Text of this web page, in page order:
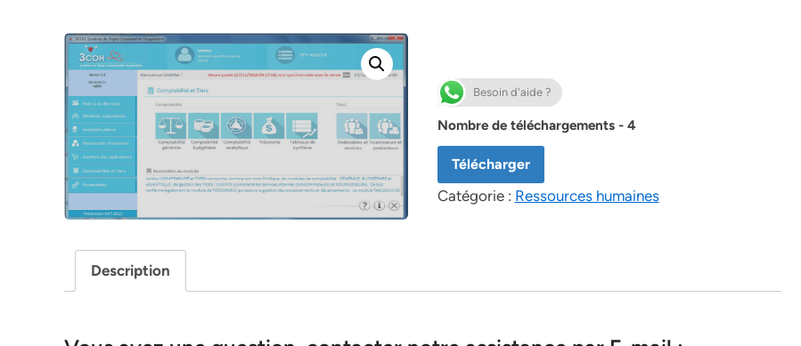
Besoin d'aide ?
Nombre de téléchargements - 4
Télécharger
Catégorie : Ressources humaines
Description